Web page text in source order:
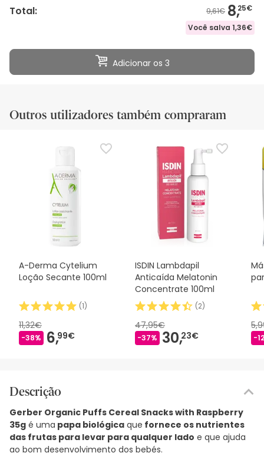
Total: 9,61€ 8,25€
Você salva 1,36€
Adicionar os 3
Outros utilizadores também compraram
A-Derma Cytelium
Loção Secante 100ml
(1)
11,32€
-38% 6,99€
ISDIN Lambdapil
Anticaída Melatonin
Concentrate 100ml
(2)
47,95€
-37% 30,23€ -
Descrição
Gerber Organic Puffs Cereal Snacks with Raspberry
35g é uma papa biológica que fornece os nutrientes
das frutas para levar para qualquer lado e que ajuda
ao bom desenvolvimento dos bebés.